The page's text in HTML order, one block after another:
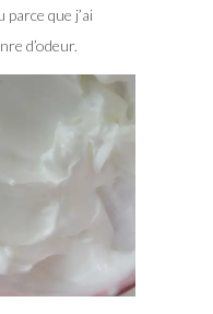
parce que j’ai
d’odeur.